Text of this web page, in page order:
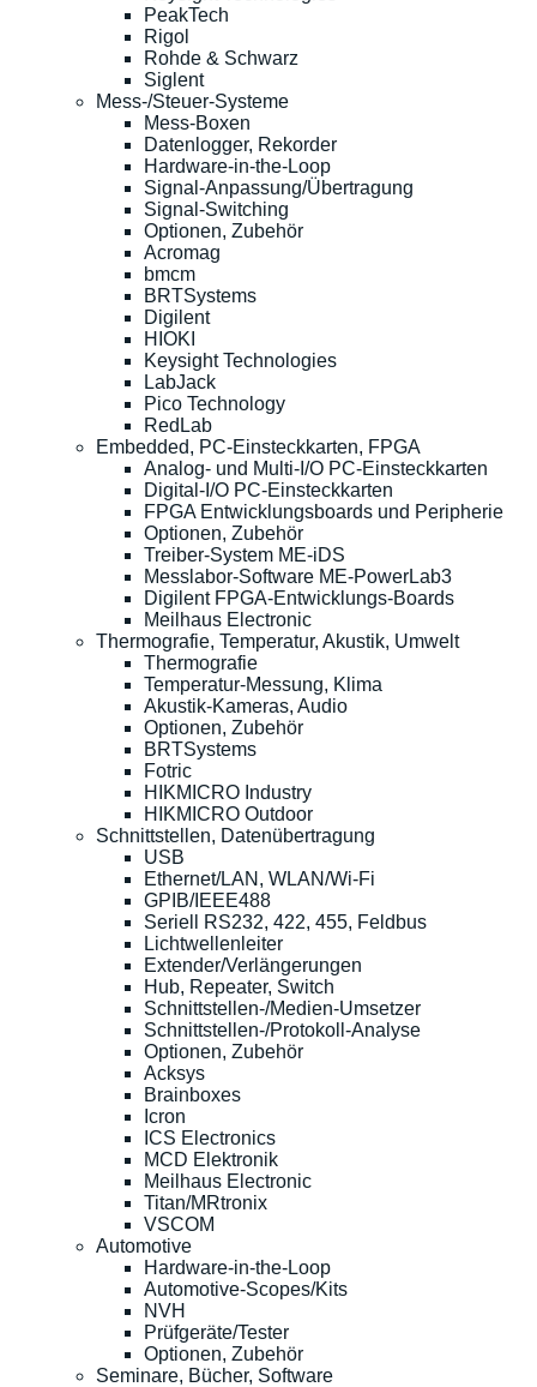
PeakTech
Rigol
Rohde & Schwarz
Siglent
Mess-/Steuer-Systeme
Mess-Boxen
Datenlogger, Rekorder
Hardware-in-the-Loop
Signal-Anpassung/Übertragung
Signal-Switching
Optionen, Zubehör
Acromag
bmcm
BRTSystems
Digilent
HIOKI
Keysight Technologies
LabJack
Pico Technology
RedLab
Embedded, PC-Einsteckkarten, FPGA
Analog- und Multi-I/O PC-Einsteckkarten
Digital-I/O PC-Einsteckkarten
FPGA Entwicklungsboards und Peripherie
Optionen, Zubehör
Treiber-System ME-iDS
Messlabor-Software ME-PowerLab3
Digilent FPGA-Entwicklungs-Boards
Meilhaus Electronic
Thermografie, Temperatur, Akustik, Umwelt
Thermografie
Temperatur-Messung, Klima
Akustik-Kameras, Audio
Optionen, Zubehör
BRTSystems
Fotric
HIKMICRO Industry
HIKMICRO Outdoor
Schnittstellen, Datenübertragung
USB
Ethernet/LAN, WLAN/Wi-Fi
GPIB/IEEE488
Seriell RS232, 422, 455, Feldbus
Lichtwellenleiter
Extender/Verlängerungen
Hub, Repeater, Switch
Schnittstellen-/Medien-Umsetzer
Schnittstellen-/Protokoll-Analyse
Optionen, Zubehör
Acksys
Brainboxes
Icron
ICS Electronics
MCD Elektronik
Meilhaus Electronic
Titan/MRtronix
VSCOM
Automotive
Hardware-in-the-Loop
Automotive-Scopes/Kits
NVH
Prüfgeräte/Tester
Optionen, Zubehör
Seminare, Bücher, Software